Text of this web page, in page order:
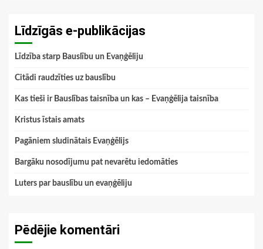
Līdzīgās e-publikācijas
Līdzība starp Bauslību un Evaņģēliju
Citādi raudzīties uz bauslību
Kas tieši ir Bauslības taisnība un kas – Evaņģēlija taisnība
Kristus īstais amats
Pagāniem sludinātais Evaņģēlijs
Bargāku nosodījumu pat nevarētu iedomāties
Luters par bauslību un evaņģēliju
Pēdējie komentāri